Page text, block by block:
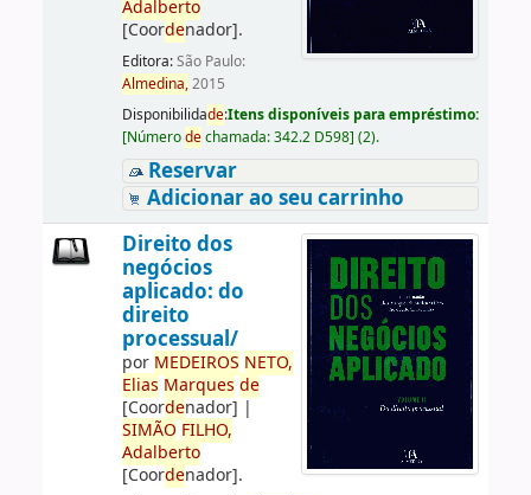
Adalberto
[Coordenador].
Editora:São Paulo:
Almedina,2015
Disponibilidade:Itens disponíveis para empréstimo:
[Númerodechamada:342.2 D598] (2).
Reservar
Adicionar ao seu carrinho
Direito dos
negócios
aplicado: do
direito
processual/
por MEDEIROS NETO,
Elias Marques de
[Coordenador] |
SIMÃO FILHO,
Adalberto
[Coordenador].